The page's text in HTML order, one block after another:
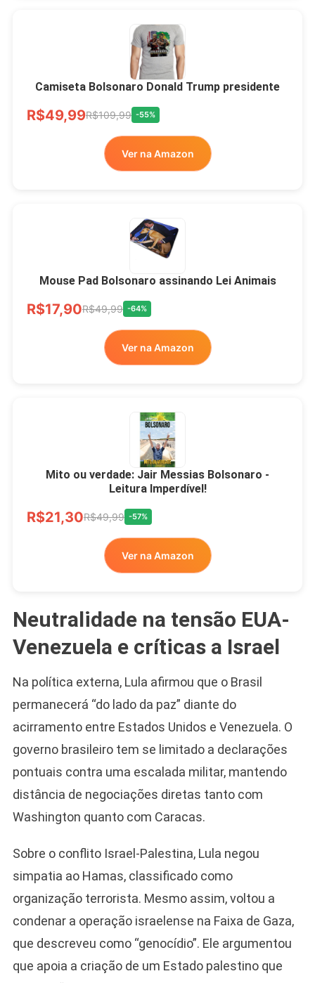
Camiseta Bolsonaro Donald Trump presidente
R$49,99R$109,99 -55%
Ver na Amazon
Mouse Pad Bolsonaro assinando Lei Animais
R$17,90R$49,99 -64%
Ver na Amazon
Mito ou verdade: Jair Messias Bolsonaro -
Leitura Imperdível!
R$21,30R$49,99 -57%
Ver na Amazon
Neutralidade na tensão EUA-
Venezuela e críticas a Israel
Na política externa, Lula afirmou que o Brasil
permanecerá “do lado da paz” diante do
acirramento entre Estados Unidos e Venezuela. O
governo brasileiro tem se limitado a declarações
pontuais contra uma escalada militar, mantendo
distância de negociações diretas tanto com
Washington quanto com Caracas.
Sobre o conflito Israel-Palestina, Lula negou
simpatia ao Hamas, classificado como
organização terrorista. Mesmo assim, voltou a
condenar a operação israelense na Faixa de Gaza,
que descreveu como “genocídio”. Ele argumentou
que apoia a criação de um Estado palestino que